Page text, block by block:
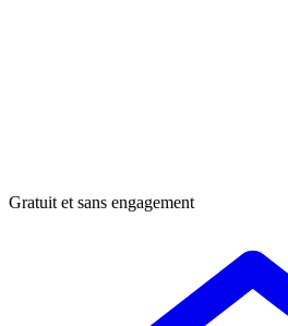
Gratuit et sans engagement